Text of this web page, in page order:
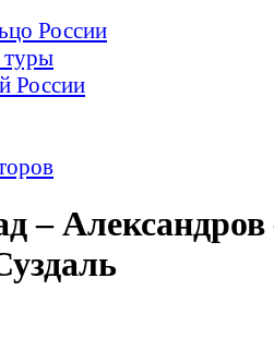
России
туры
России
– Александров